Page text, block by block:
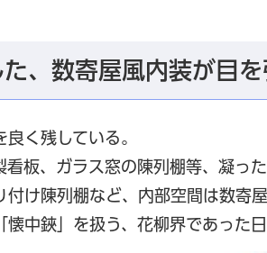
、数寄屋風内装が目
く残している。
板、ガラス窓の陳列棚等、凝っ
付け陳列棚など、内部空間は数寄
中鋏」を扱う、花柳界であった